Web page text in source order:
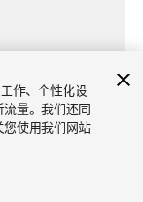
作、个性化设
量。我们还同
您使用我们网站